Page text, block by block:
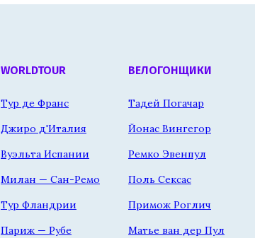
WORLDTOUR
Тур де Франс
Джиро д'Италия
Вуэльта Испании
Милан — Сан-Ремо
Тур Фландрии
Париж — Рубе
ВЕЛОГОНЩИКИ
Тадей Погачар
Йонас Вингегор
Ремко Эвенпул
Поль Сексас
Примож Роглич
Матье ван дер Пул